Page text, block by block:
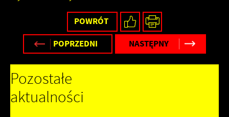
POWRÓT
POPRZEDNI
NASTĘPNY
Pozostałe
aktualności